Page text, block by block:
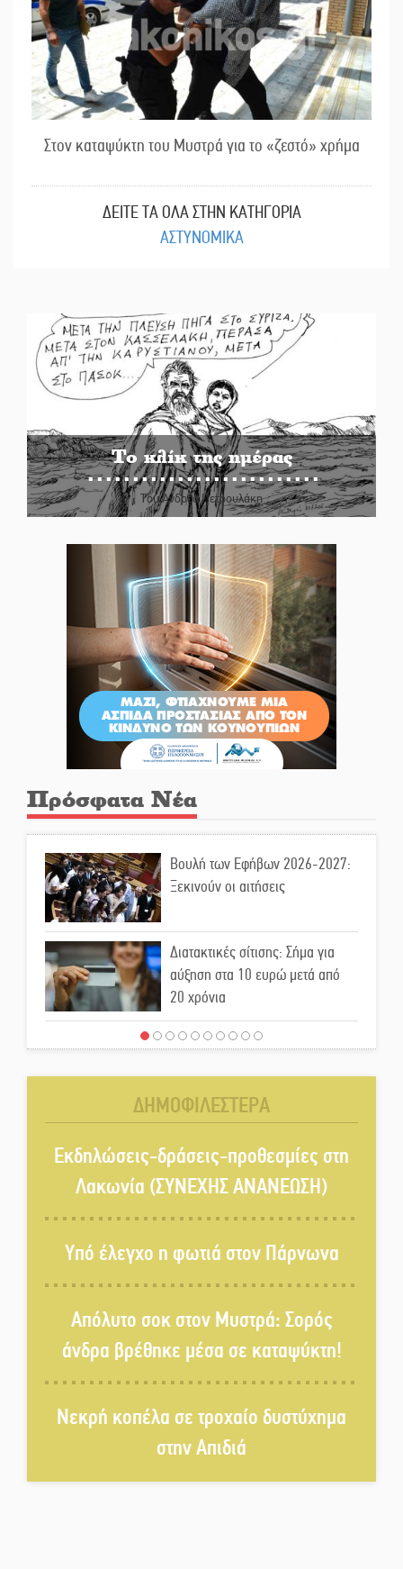
Στον καταψύκτη του Μυστρά για το «ζεστό» χρήμα
ΔΕΙΤΕ ΤΑ ΟΛΑ ΣΤΗΝ ΚΑΤΗΓΟΡΙΑ
ΑΣΤΥΝΟΜΙΚΑ
Το κλίκ της ημέρας
Του Ανδρέα Πετρουλάκη
Πρόσφατα Νέα
Βουλή των Εφήβων 2026-2027:
Ξεκινούν οι αιτήσεις
Διατακτικές σίτισης: Σήμα για
αύξηση στα 10 ευρώ μετά από
20 χρόνια
«Για ψυχολογικούς λόγους»
Kastoras River Festival 2026:
Ένα νέο μουσικό φεστιβάλ
γεννιέται στις όχθες του ποταμού
στο Καστόρειο
Άρνα: Στήνεται το 3ο Τουρνουά
Τάβλι
Αυθεντικό γλέντι με «Γιορτή
Βραστού» στη Σοχά
Το τελεφερίκ της Μονεμβασιάς
στο τραπέζι του δημόσιου
διαλόγου
ΔΗΜΟΦΙΛΕΣΤΕΡΑ
Εκδηλώσεις-δράσεις-προθεσμίες στη
Λακωνία (ΣΥΝΕΧΗΣ ΑΝΑΝΕΩΣΗ)
Υπό έλεγχο η φωτιά στον Πάρνωνα
Απόλυτο σοκ στον Μυστρά: Σορός
άνδρα βρέθηκε μέσα σε καταψύκτη!
Νεκρή κοπέλα σε τροχαίο δυστύχημα
στην Απιδιά